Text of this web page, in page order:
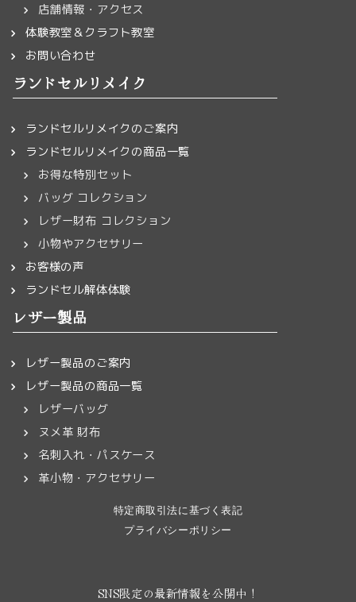
店舗情報・アクセス
体験教室＆クラフト教室
お問い合わせ
ランドセルリメイク
ランドセルリメイクのご案内
ランドセルリメイクの商品一覧
お得な特別セット
バッグ コレクション
レザー財布 コレクション
小物やアクセサリー
お客様の声
ランドセル解体体験
レザー製品
レザー製品のご案内
レザー製品の商品一覧
レザーバッグ
ヌメ革 財布
名刺入れ・パスケース
革小物・アクセサリー
特定商取引法に基づく表記
プライバシーポリシー
SNS限定の最新情報を公開中！